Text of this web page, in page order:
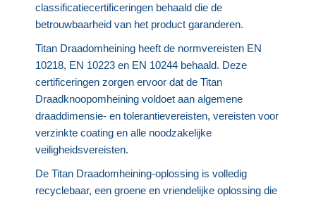
classificatiecertificeringen behaald die de
betrouwbaarheid van het product garanderen.
Titan Draadomheining heeft de normvereisten EN
10218, EN 10223 en EN 10244 behaald. Deze
certificeringen zorgen ervoor dat de Titan
Draadknoopomheining voldoet aan algemene
draaddimensie- en tolerantievereisten, vereisten voor
verzinkte coating en alle noodzakelijke
veiligheidsvereisten.
De Titan Draadomheining-oplossing is volledig
recyclebaar, een groene en vriendelijke oplossing die